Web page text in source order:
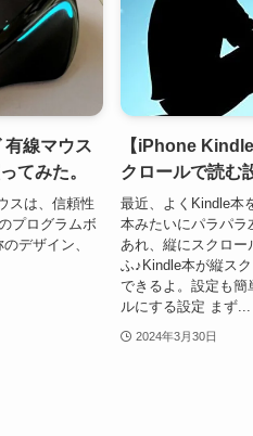
有線マウス
てみた。
スは、信頼性
プログラムボ
デザイン、
【iPhone
クロールで読む
最近、よくKindle本
本みたいにパラパラ
あれ、縦にスクロ
ふ♪Kindle本が縦ス
できるよ。設定も簡
ルにする設定 まず...
2024年3月30日